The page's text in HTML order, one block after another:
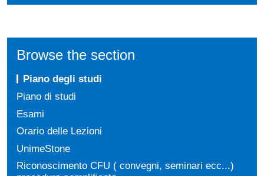
Browse the section
Piano degli studi
Piano di studi
Esami
Orario delle Lezioni
UnimeStone
Riconoscimento CFU ( convegni, seminari ecc...)